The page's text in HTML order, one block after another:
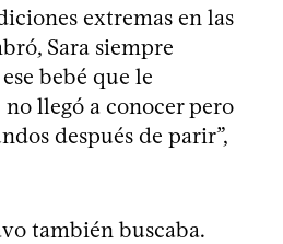
extremas en las
Sara siempre
bebé que le
llegó a conocer pero
después de parir”,
también buscaba.